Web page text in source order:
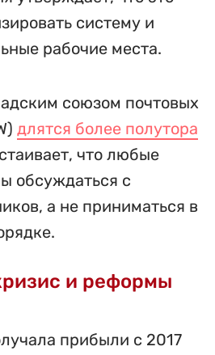
систему и
рабочие места.
союзом почтовых
длятся более полутора
что любые
обсуждаться с
а не приниматься в
и реформы
прибыли с 2017